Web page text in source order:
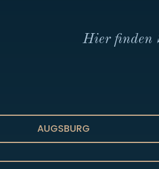
Hier finden
AUGSBURG